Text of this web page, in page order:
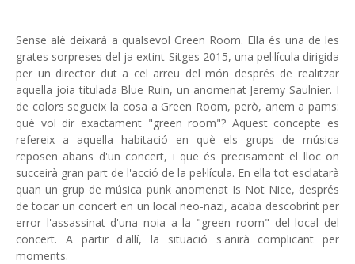
Sense alè deixarà a qualsevol Green Room. Ella és una de les
grates sorpreses del ja extint Sitges 2015, una pel·lícula dirigida
per un director dut a cel arreu del món després de realitzar
aquella joia titulada Blue Ruin, un anomenat Jeremy Saulnier. I
de colors segueix la cosa a Green Room, però, anem a pams:
què vol dir exactament "green room"? Aquest concepte es
refereix a aquella habitació en què els grups de música
reposen abans d'un concert, i que és precisament el lloc on
succeirà gran part de l'acció de la pel·lícula. En ella tot esclatarà
quan un grup de música punk anomenat Is Not Nice, després
de tocar un concert en un local neo-nazi, acaba descobrint per
error l'assassinat d'una noia a la "green room" del local del
concert. A partir d'allí, la situació s'anirà complicant per
moments.